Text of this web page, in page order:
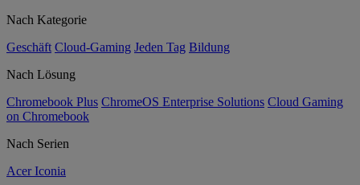
Nach Kategorie
Geschäft Cloud-Gaming Jeden Tag Bildung
Nach Lösung
Chromebook Plus ChromeOS Enterprise Solutions Cloud Gaming
on Chromebook
Nach Serien
Acer Iconia